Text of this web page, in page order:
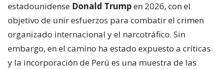
estadounidense Donald Trumpen 2026, con el
objetivo de unir esfuerzos para combatir el crimen
organizado internacional y el narcotráfico. Sin
embargo, en el camino ha estado expuesto a críticas
y la incorporación de Perú es una muestra de las